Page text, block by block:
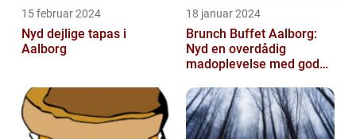
15 februar 2024
Nyd dejlige tapas i
Aalborg
18 januar 2024
Brunch Buffet Aalborg:
Nyd en overdådig
madoplevelse med gode